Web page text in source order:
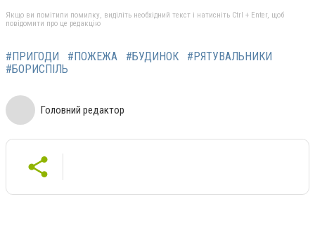
Якщо ви помітили помилку, виділіть необхідний текст і натисніть Ctrl + Enter, щоб
повідомити про це редакцію
#ПРИГОДИ #ПОЖЕЖА #БУДИНОК
#РЯТУВАЛЬНИКИ
#БОРИСПІЛЬ
Головний редактор